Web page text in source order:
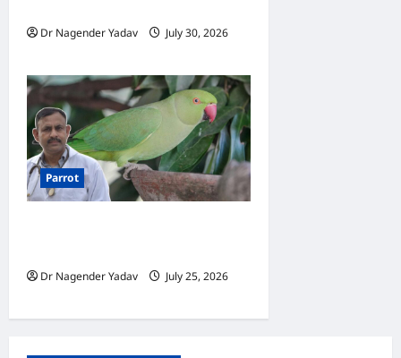
Dr Nagender Yadav
July 30, 2026
Parrot
Dr Nagender Yadav
July 25, 2026